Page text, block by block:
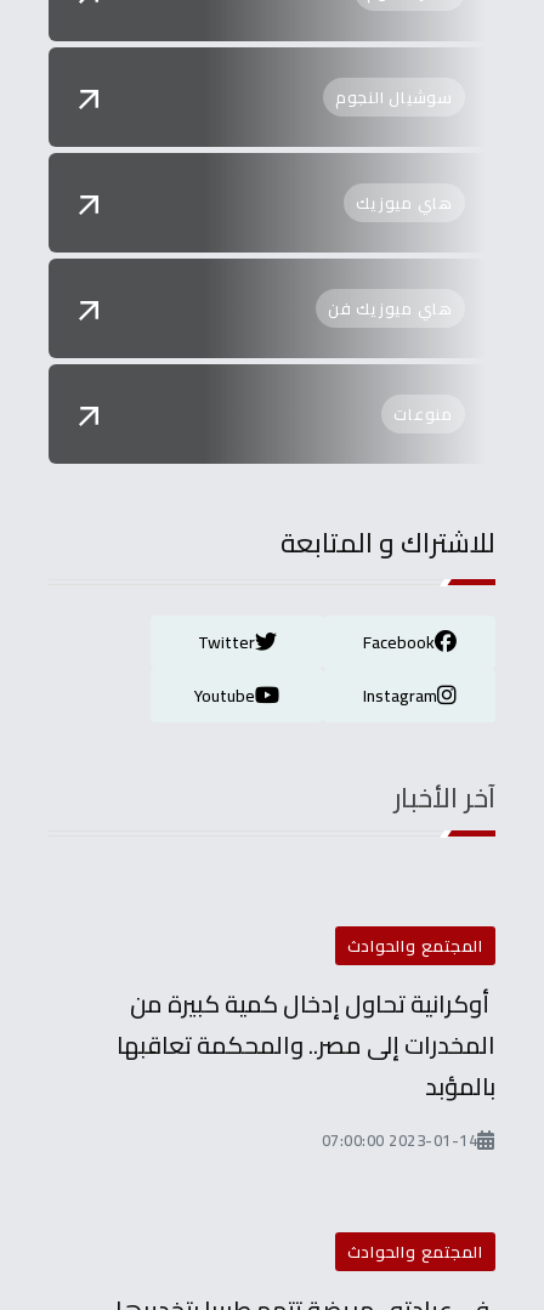
سوشيال النجوم
هاي ميوزيك
هاي ميوزيك فن
منوعات
للاشتراك و المتابعة
Facebook
Twitter
Instagram
Youtube
آخر الأخبار
المجتمع والحوادث
أوكرانية تحاول إدخال كمية كبيرة من
المخدرات إلى مصر.. والمحكمة تعاقبها
بالمؤبد
2023-01-14 07:00:00
المجتمع والحوادث